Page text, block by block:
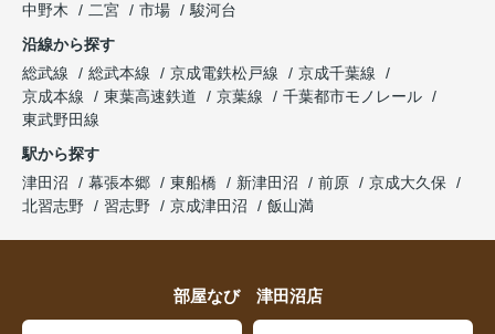
中野木
二宮 市場
駿河台
沿線から探す
総武線
総武本線 京成電鉄松戸線
京成千葉線
京成本線
東葉高速鉄道 京葉線
千葉都市モノレール
東武野田線
駅から探す
津田沼
幕張本郷 東船橋 新津田沼 前原
京成大久保
北習志野
習志野 京成津田沼 飯山満
部屋なび 津田沼店